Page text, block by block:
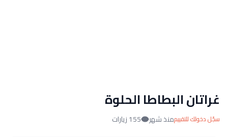
غراتان البطاطا الحلوة
سجّل دخولك للتقييممنذ شهر 155 زيارات